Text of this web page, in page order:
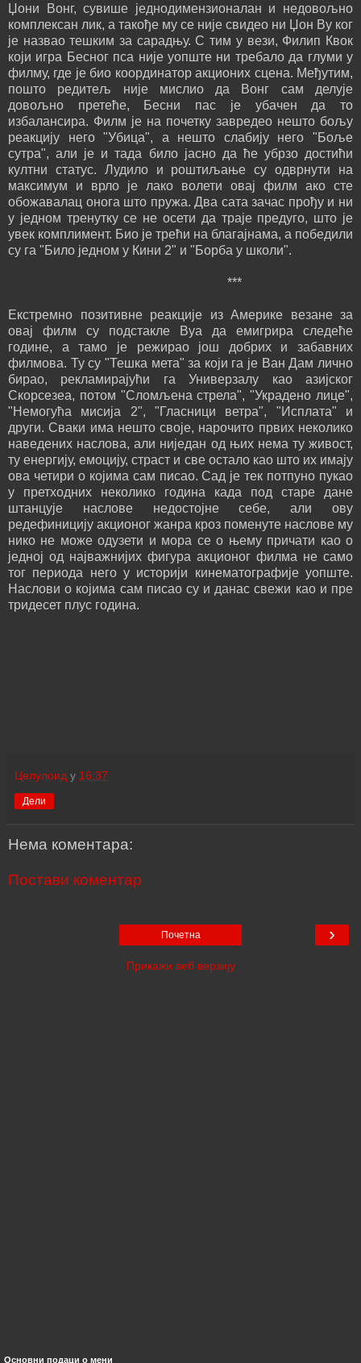
Џони Вонг, сувише једнодимензионалан и недовољно
комплексан лик, а такође му се није свидео ни Џон Ву ког
је назвао тешким за сарадњу. С тим у вези, Филип Квок
који игра Бесног пса није уопште ни требало да глуми у
филму, где је био координатор акционих сцена. Међутим,
пошто редитељ није мислио да Вонг сам делује
довољно претеће, Бесни пас је убачен да то
избалансира. Филм је на почетку завредео нешто бољу
реакцију него "Убица", а нешто слабију него "Боље
сутра", али је и тада било јасно да ће убрзо достићи
култни статус. Лудило и роштиљање су одврнути на
максимум и врло је лако волети овај филм ако сте
обожавалац онога што пружа. Два сата зачас прођу и ни
у једном тренутку се не осети да траје предуго, што је
увек комплимент. Био је трећи на благајнама, а победили
су га "Било једном у Кини 2" и "Борба у школи".
***
Екстремно позитивне реакције из Америке везане за
овај филм су подстакле Вуа да емигрира следеће
године, а тамо је режирао још добрих и забавних
филмова. Ту су "Тешка мета" за који га је Ван Дам лично
бирао, рекламирајући га Универзалу као азијског
Скорсезеа, потом "Сломљена стрела", "Украдено лице",
"Немогућа мисија 2", "Гласници ветра", "Исплата" и
други. Сваки има нешто своје, нарочито првих неколико
наведених наслова, али ниједан од њих нема ту живост,
ту енергију, емоцију, страст и све остало као што их имају
ова четири о којима сам писао. Сад је тек потпуно пукао
у претходних неколико година када под старе дане
штанцује наслове недостојне себе, али ову
редефиницију акционог жанра кроз поменуте наслове му
нико не може одузети и мора се о њему причати као о
једној од најважнијих фигура акционог филма не само
тог периода него у историји кинематографије уопште.
Наслови о којима сам писао су и данас свежи као и пре
тридесет плус година.
Целулоид у 16:37
Дели
Нема коментара:
Постави коментар
›
Почетна
Прикажи веб верзију
Основни подаци о мени